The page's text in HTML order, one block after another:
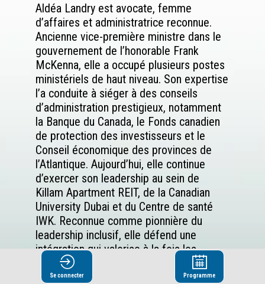
Aldéa Landry est avocate, femme
d’affaires et administratrice reconnue.
Ancienne vice-première ministre dans le
gouvernement de l’honorable Frank
McKenna, elle a occupé plusieurs postes
ministériels de haut niveau. Son expertise
l’a conduite à siéger à des conseils
d’administration prestigieux, notamment
la Banque du Canada, le Fonds canadien
de protection des investisseurs et le
Conseil économique des provinces de
l’Atlantique. Aujourd’hui, elle continue
d’exercer son leadership au sein de
Killam Apartment REIT, de la Canadian
University Dubai et du Centre de santé
IWK. Reconnue comme pionnière du
leadership inclusif, elle défend une
intégration qui valorise à la fois les
femmes, les hommes et l’ensemble de la
société, tout en inspirant les générations
Se connecter Programme